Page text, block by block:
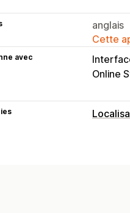
anglais
Cette
avec
Online